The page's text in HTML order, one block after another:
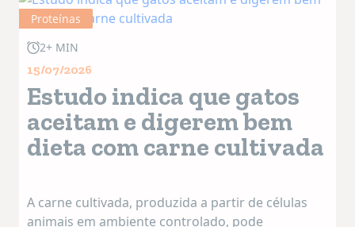
Proteínas
2+ MIN
15/07/2026
Estudo indica que gatos
aceitam e digerem bem
dieta com carne cultivada
A carne cultivada, produzida a partir de células
animais em ambiente controlado, pode